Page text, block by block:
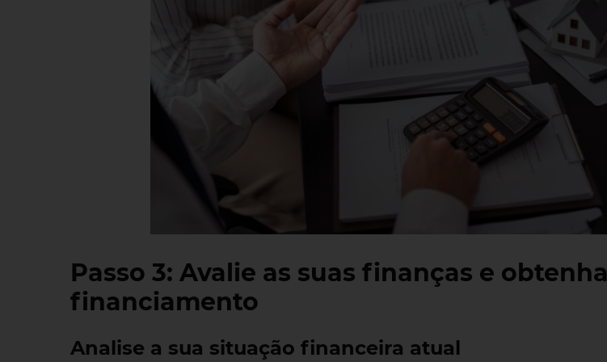
Passo 3: Avalie as suas finanças e obtenha
financiamento
Analise a sua situação financeira atual